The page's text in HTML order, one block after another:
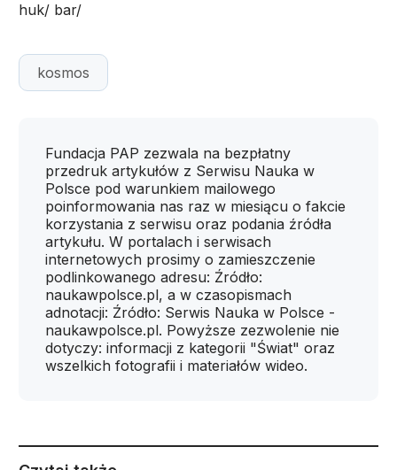
huk/ bar/
kosmos
Fundacja PAP zezwala na bezpłatny
przedruk artykułów z Serwisu Nauka w
Polsce pod warunkiem mailowego
poinformowania nas raz w miesiącu o fakcie
korzystania z serwisu oraz podania źródła
artykułu. W portalach i serwisach
internetowych prosimy o zamieszczenie
podlinkowanego adresu: Źródło:
naukawpolsce.pl, a w czasopismach
adnotacji: Źródło: Serwis Nauka w Polsce -
naukawpolsce.pl. Powyższe zezwolenie nie
dotyczy: informacji z kategorii "Świat" oraz
wszelkich fotografii i materiałów wideo.